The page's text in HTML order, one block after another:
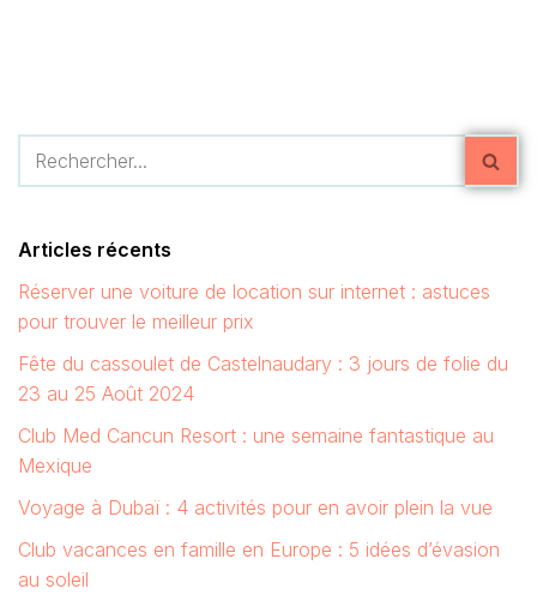
Articles récents
Réserver une voiture de location sur internet : astuces
pour trouver le meilleur prix
Fête du cassoulet de Castelnaudary : 3 jours de folie du
23 au 25 Août 2024
Club Med Cancun Resort : une semaine fantastique au
Mexique
Voyage à Dubaï : 4 activités pour en avoir plein la vue
Club vacances en famille en Europe : 5 idées d’évasion
au soleil